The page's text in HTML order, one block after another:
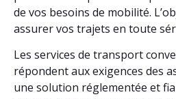
de vos besoins de mobilité.
assurer vos trajets en toute
Les services de transport
répondent aux exigences des
une solution réglementée et